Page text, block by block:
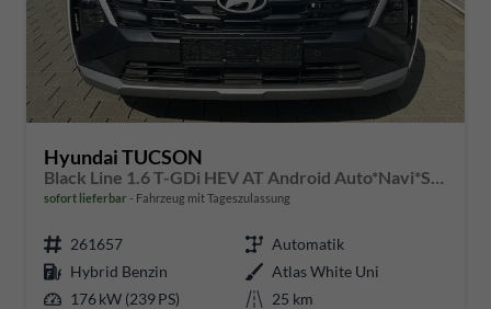
Hyundai TUCSON
Black Line 1.6 T-GDi HEV AT Android Auto*Navi*SHZ*Kamera*2Z Klimaauto*
sofort lieferbar Fahrzeug mit Tageszulassung
261657
Automatik
Hybrid Benzin
Atlas White Uni
176 kW (239 PS)
25 km